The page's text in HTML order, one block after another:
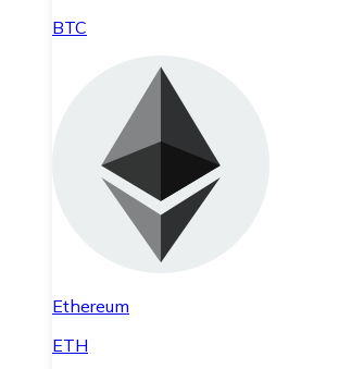
BTC
Ethereum
ETH